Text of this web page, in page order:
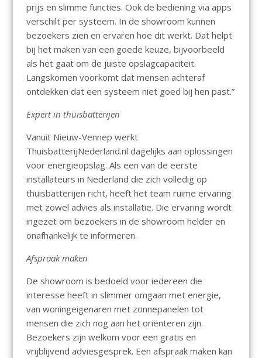
prijs en slimme functies. Ook de bediening via apps
verschilt per systeem. In de showroom kunnen
bezoekers zien en ervaren hoe dit werkt. Dat helpt
bij het maken van een goede keuze, bijvoorbeeld
als het gaat om de juiste opslagcapaciteit.
Langskomen voorkomt dat mensen achteraf
ontdekken dat een systeem niet goed bij hen past.”
Expert in thuisbatterijen
Vanuit Nieuw-Vennep werkt
ThuisbatterijNederland.nl dagelijks aan oplossingen
voor energieopslag. Als een van de eerste
installateurs in Nederland die zich volledig op
thuisbatterijen richt, heeft het team ruime ervaring
met zowel advies als installatie. Die ervaring wordt
ingezet om bezoekers in de showroom helder en
onafhankelijk te informeren.
Afspraak maken
De showroom is bedoeld voor iedereen die
interesse heeft in slimmer omgaan met energie,
van woningeigenaren met zonnepanelen tot
mensen die zich nog aan het oriënteren zijn.
Bezoekers zijn welkom voor een gratis en
vrijblijvend adviesgesprek. Een afspraak maken kan